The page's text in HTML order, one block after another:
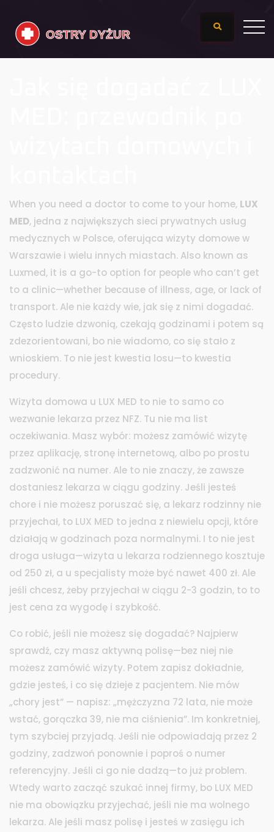
When you need a doctor to come to your home, LUX
MED, jedna z największych sieci prywatnych usług
medycznych w Polsce, oferująca wizyty domowe w
Warszawie i wielu innych miastach. Also known as
Luxmed, it is a go-to option for people who can’t get
to a clinic—whether because of illness, age, or lack of
transport. Ale nie każdy wie, jak się z nimi dogadać.
Często ludzie dzwonią, czekają godzinami i potem są
zdezorientowani, bo nie wiadomo, co się stało z
wnioskiem. To nie jest kwestia losu—to kwestia
procedury.
Wizyta domowa u LUX MED to nie to samo co
wezwanie lekarza przez NFZ. Tu nie ma list
oczekiwania. Masz wybór: możesz zamówić wizytę
przez aplikację, stronę internetową, albo po prostu
zadzwonić na numer. Ale to nie znaczy, że zawsze
dostaniesz lekarza w ciągu godziny. Jeśli jesteś
chore i nie możesz poruszać się, a lekarz rodzinny nie
przyjechał, to LUX MED to jedna z niewielu opcji, które
działają w godzinach poza normalnymi. I to nie jest
droga usługa—wizyta u lekarza rodziennego kosztuje
od 250 zł, a u specjalisty może być nawet 400 zł. Ale
jeśli chcesz, żeby przyjechał w ciągu 2-3 godzin, to to
jest cena za wygodę i szybkość.
Co robić, jeśli nie możesz się dogadać? Najpierw
sprawdź, czy masz aktywną polisę—bez niej nie
możesz zamówić wizyty. Potem zapisz dokładnie,
gdzie jesteś, i co się dzieje z pacjentem. Nie mów
„chory jest” — napisz: „mężczyzna 72 lata, nie może
wstać, gorączka 39, nie ma ciśnienia”. Im konkretniej,
tym szybciej przyjadą. Jeśli nie odpowiadają przez 2
godziny, zadzwoń ponownie i poproś o numer
referencyjny. Jeśli ci go nie dadzą—to już problem.
Wtedy warto zacząć szukać innej firmy, bo LUX MED
nie ma obowiązku przyjechać, jeśli nie ma wolnego
lekarza. Ale jeśli masz polisę i jesteś w zasięgu ich